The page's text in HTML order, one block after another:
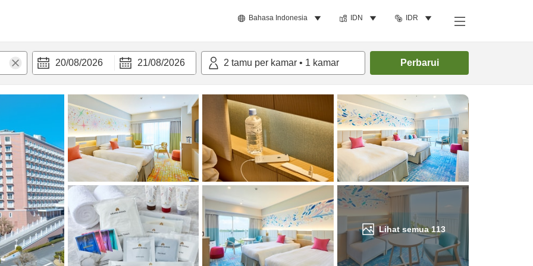
Bahasa Indonesia IDN IDR
20/08/2026 21/08/2026 2 tamu per kamar • 1 kamar Perbarui
Lihat semua113
Cari kamar